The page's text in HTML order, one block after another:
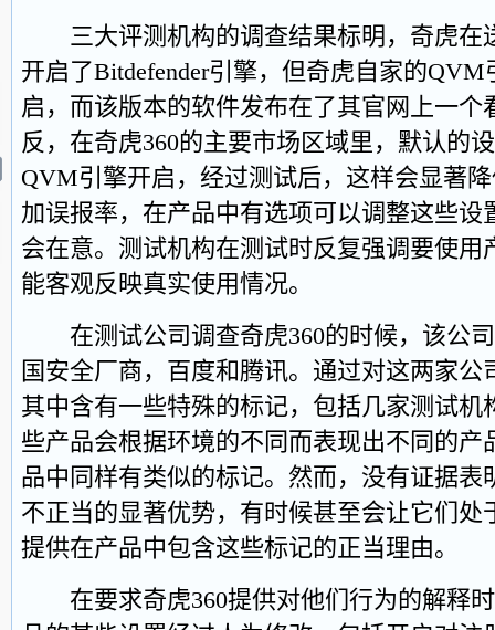
三大评测机构的调查结果标明，奇虎在
开启了Bitdefender引擎，但奇虎自家的
启，而该版本的软件发布在了其官网上一个
反，在奇虎360的主要市场区域里，默认的
QVM引擎开启，经过测试后，这样会显著
加误报率，在产品中有选项可以调整这些设
会在意。测试机构在测试时反复强调要使用
能客观反映真实使用情况。
在测试公司调查奇虎360的时候，该公司
国安全厂商，百度和腾讯。通过对这两家
其中含有一些特殊的标记，包括几家测试机
些产品会根据环境的不同而表现出不同的
品中同样有类似的标记。然而，没有证据表
不正当的显著优势，有时候甚至会让它们处
提供在产品中包含这些标记的正当理由。
在要求奇虎360提供对他们行为的解释时